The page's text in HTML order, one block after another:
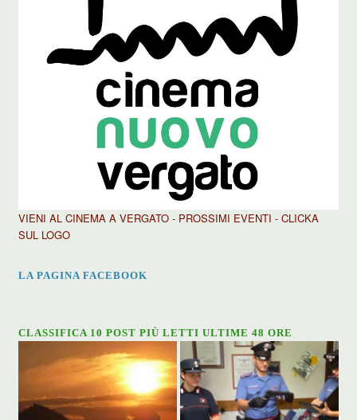
VIENI AL CINEMA A VERGATO - PROSSIMI EVENTI - CLICKA
SUL LOGO
LA PAGINA FACEBOOK
CLASSIFICA 10 POST PIÙ LETTI ULTIME 48 ORE